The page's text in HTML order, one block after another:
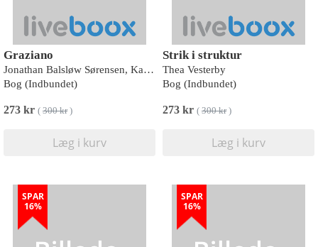
Graziano
Jonathan Balsløw Sørensen, Kaave Pour
Bog (Indbundet)
273 kr ( 300 kr)
Læg i kurv
Strik i struktur
Thea Vesterby
Bog (Indbundet)
273 kr ( 300 kr)
Læg i kurv
SPAR
16%
SPAR
16%